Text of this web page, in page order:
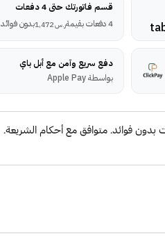
قسم فاتورتك حتى 4 دفعات
4 دفعات بقيمة
ر.س1,472 بدون فوائد
دفع سريع وآمن مع أبل باي
بواسطة Apple Pay